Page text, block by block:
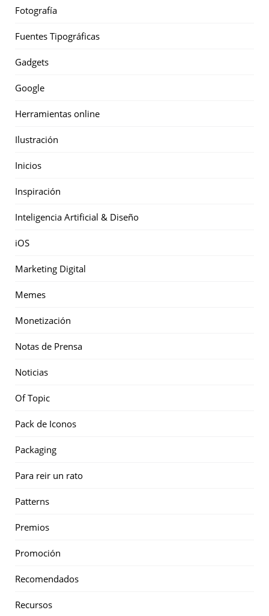
Fotografía
Fuentes Tipográficas
Gadgets
Google
Herramientas online
Ilustración
Inicios
Inspiración
Inteligencia Artificial & Diseño
iOS
Marketing Digital
Memes
Monetización
Notas de Prensa
Noticias
Of Topic
Pack de Iconos
Packaging
Para reir un rato
Patterns
Premios
Promoción
Recomendados
Recursos